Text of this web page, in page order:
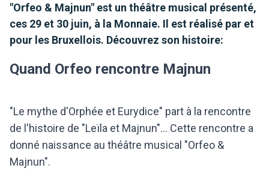
"Orfeo & Majnun" est un théâtre musical présenté,
ces 29 et 30 juin, à la Monnaie. Il est réalisé par et
pour les Bruxellois. Découvrez son histoire:
Quand Orfeo rencontre Majnun
"Le mythe d'Orphée et Eurydice" part à la rencontre
de l'histoire de "Leïla et Majnun"... Cette rencontre a
donné naissance au théâtre musical "Orfeo &
Majnun".